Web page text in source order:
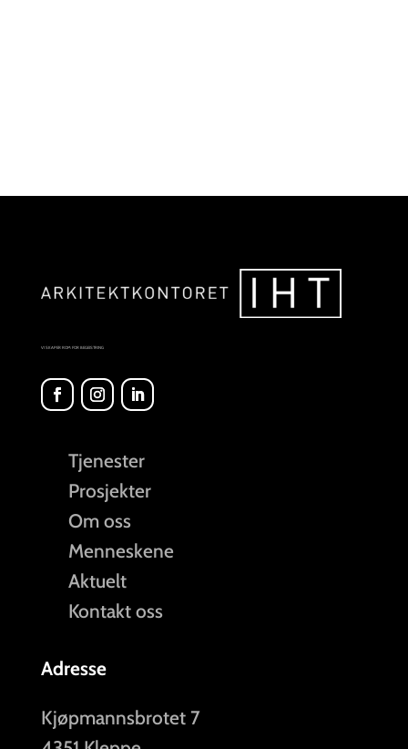
VI SKAPER ROM FOR BEGEISTRING
Tjenester
Prosjekter
Om oss
Menneskene
Aktuelt
Kontakt oss
Adresse
Kjøpmannsbrotet 7